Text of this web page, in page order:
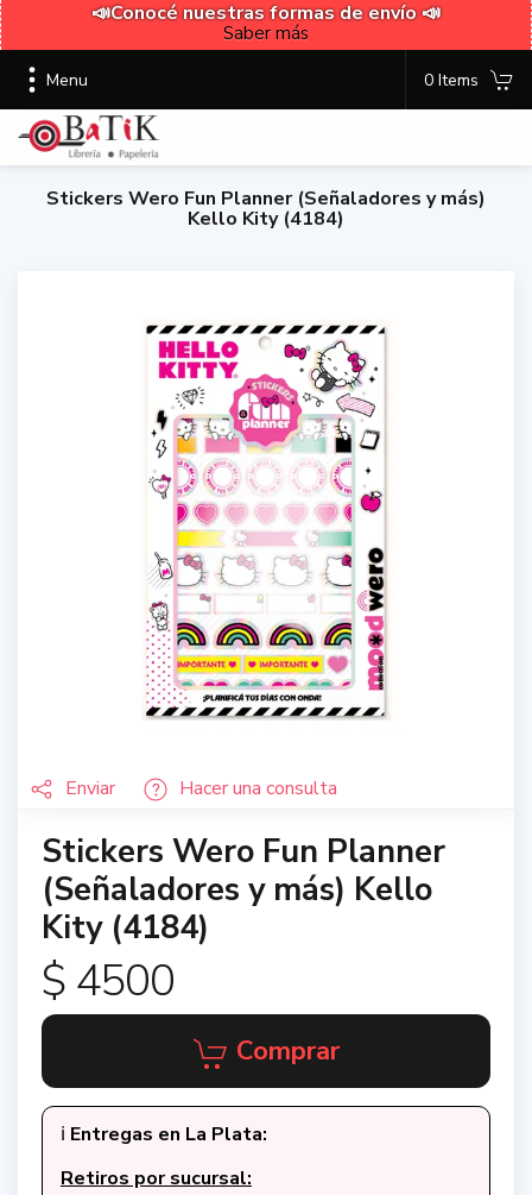
📣Conocé nuestras formas de envío 📣
Saber más
Menu 0 Items
Stickers Wero Fun Planner (Señaladores y más)
Kello Kity (4184)
Enviar Hacer una consulta
Stickers Wero Fun Planner
(Señaladores y más) Kello
Kity (4184)
$ 4500
Comprar
ℹ️ Entregas en La Plata:
Retiros por sucursal: